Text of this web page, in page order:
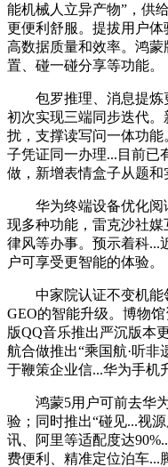
能机械人立异产物”，供
更便利舒服。提拔用户
高数据质量和效率。鸿
置、碰一碰分享等功能。
包罗推理、消息提炼
初次实现三端同步迭代
扰，支撑读写问一体功
子凭证同一办理...目前已
做，新增表情盒子从题和
华为终端设备优化阅
现多种功能，雷克沙社
律风等办事。预示着科...
户可享受更智能的体验。
中家院认证不变机能
GEO的智能升级。博物
版QQ音乐推出严沉版本
航合做推出“乘国航·听非
于鞭策企业信...华为手机
鸿蒙5用户可前去华为
验；同时推出“碰见...视
讯、阿里等适配度达
费便利、精准定位泊车...